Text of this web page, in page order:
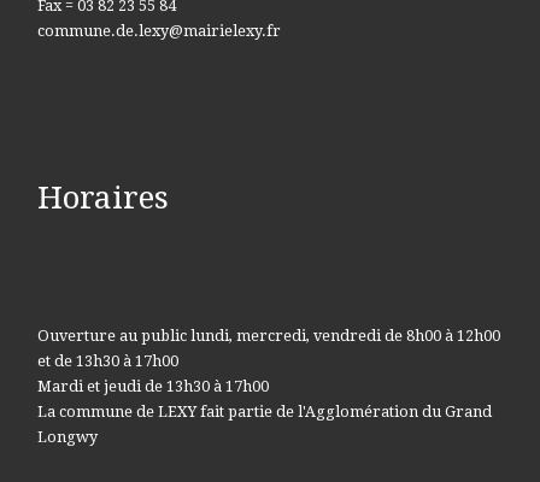
Fax = 03 82 23 55 84
commune.de.lexy@mairielexy.fr
Horaires
Ouverture au public lundi, mercredi, vendredi de 8h00 à 12h00
et de 13h30 à 17h00
Mardi et jeudi de 13h30 à 17h00
La commune de LEXY fait partie de l'Agglomération du Grand
Longwy